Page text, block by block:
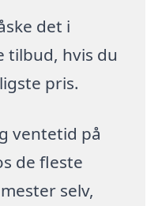
det i
tilbud, hvis du
pris.
ventetid på
de fleste
selv,